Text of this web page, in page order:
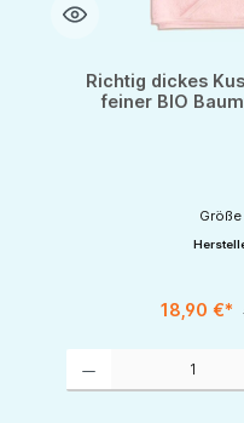
Richtig dickes
feiner BIO
18,90 €*